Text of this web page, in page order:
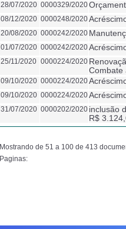
28/07/2020 0000329/2020
08/12/2020 0000248/2020
20/08/2020 0000242/2020
01/07/2020 0000242/2020
25/11/2020 0000224/2020
Combate
09/10/2020 0000224/2020
09/10/2020 0000224/2020
31/07/2020 0000202/2020 inclusão
R$
Mostrando de 51 a 100 de 413
Paginas: